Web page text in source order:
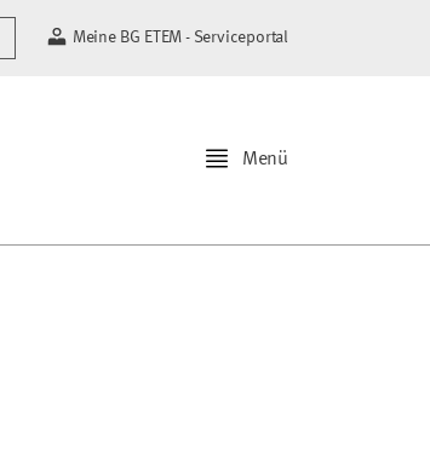
Meine BG ETEM - Serviceportal
Menü